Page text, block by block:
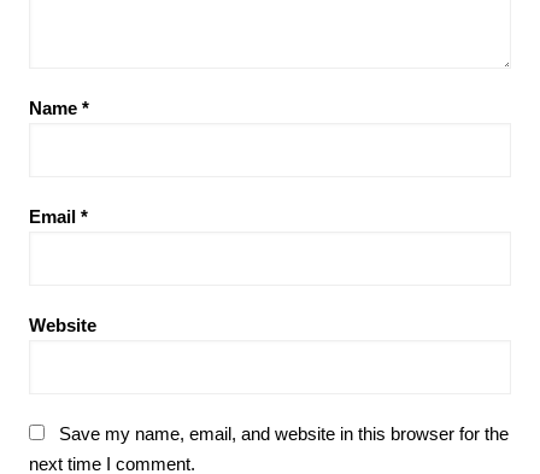
Name *
Email *
Website
Save my name, email, and website in this browser for the
next time I comment.